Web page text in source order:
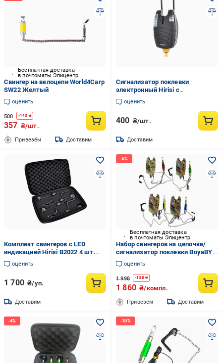
Бесплатная доставка
в почтоматы Эпицентр
Свингер на велоцепи World4Carp
SW22 Желтый
оценить
500 -143 ₴
357 ₴/шт.
Привезём Доставим
Сигнализатор поклевки
электронный Hirisi с
удлинителями (2092092006)
оценить
400 ₴/шт.
Доставим
Комплект свингеров с LED
индикацией Hirisi B2022 4 шт.
(2058585020)
оценить
1 700 ₴/уп.
Доставим
Бесплатная доставка
в почтоматы Эпицентр
Набор свингеров на цепочке/
сигнализатор поклевки BoyaBY
Carp Sensor YL-6 4 шт.
Камуфляж (22453189)
оценить
1 998 -138₴
1 860 ₴/компл.
Привезём Доставим